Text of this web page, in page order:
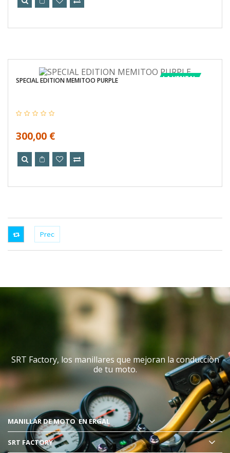
LA VENTA!
SPECIAL EDITION MEMITOO PURPLE
300,00 €
SRT Factory, los manillares que mejoran la conducciòn
de tu moto.
MANILLAR DE MOTOEN ERGAL
SRT FACTORY